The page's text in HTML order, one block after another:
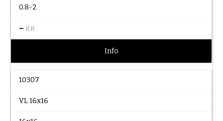
0.8-2
– KR
Info
10307
VL 16x16